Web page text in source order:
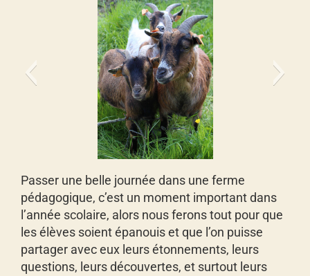
chèvres
Passer une belle journée dans une ferme
pédagogique, c’est un moment important dans
l’année scolaire, alors nous ferons tout pour que
les élèves soient épanouis et que l’on puisse
partager avec eux leurs étonnements, leurs
questions, leurs découvertes, et surtout leurs